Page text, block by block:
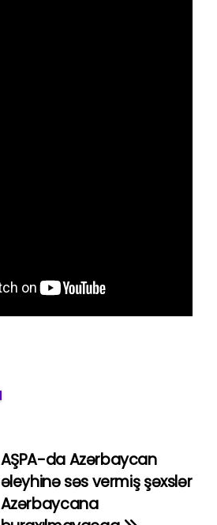
AŞPA-da Azərbaycan
əleyhinə səs vermiş şəxslər
Azərbaycana